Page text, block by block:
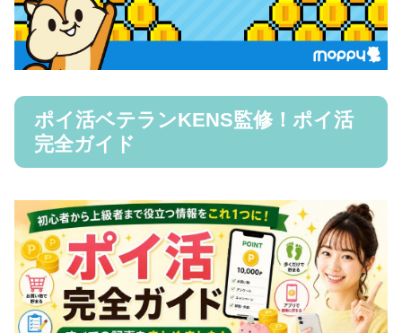
ポイ活ベテランKENS監修！ポイ活
完全ガイド